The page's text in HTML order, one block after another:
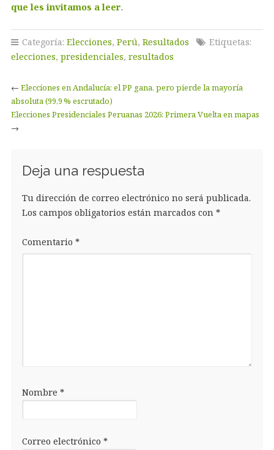
que les invitamos a leer.
Categoría: Elecciones, Perú, Resultados
Etiquetas:
elecciones, presidenciales, resultados
← Elecciones en Andalucía: el PP gana, pero pierde la mayoría
absoluta (99,9 % escrutado)
Elecciones Presidenciales Peruanas 2026: Primera Vuelta en mapas
→
Deja una respuesta
Tu dirección de correo electrónico no será publicada.
Los campos obligatorios están marcados con *
Comentario *
Nombre *
Correo electrónico *